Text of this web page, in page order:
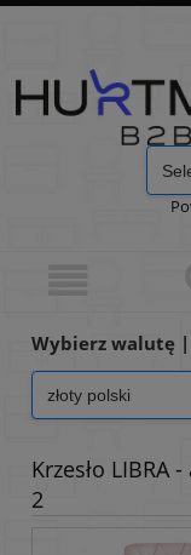
Wybierz walutę
Krzesło LIBRA
2